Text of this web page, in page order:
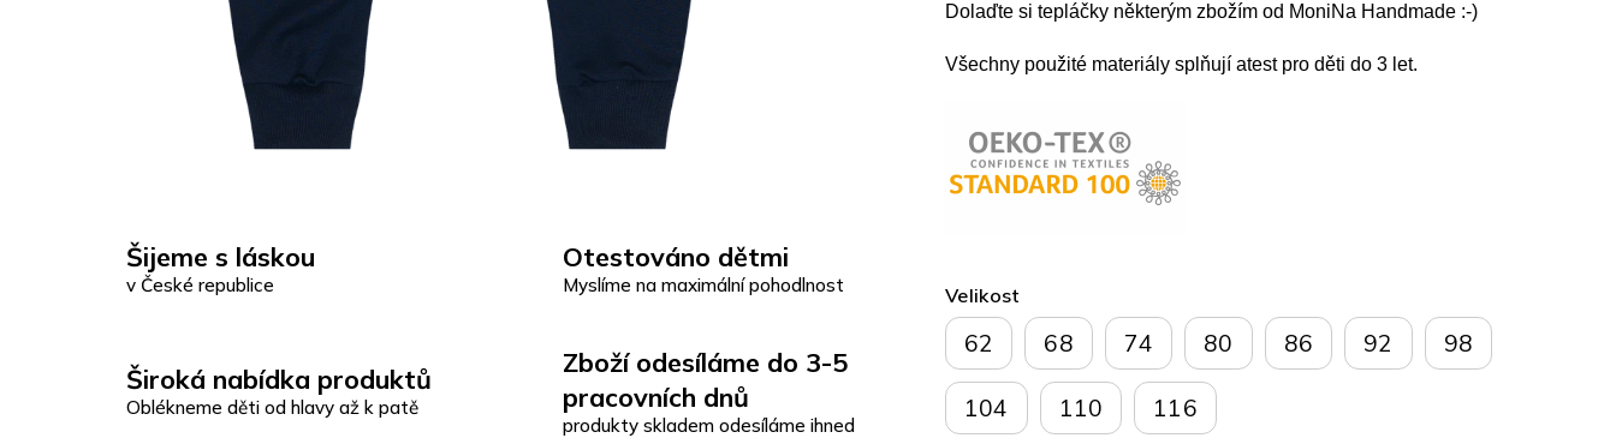
Šijeme s láskou
v České republice
Otestováno dětmi
Myslíme na maximální pohodlnost
Široká nabídka produktů
Oblékneme děti od hlavy až k patě
Zboží odesíláme do 3-5
pracovních dnů
produkty skladem odesíláme ihned
Velikost
62 68 74 80 86 92 98
104 110 116
Dolaďte si tepláčky některým zbožím od MoniNa Handmade :-)
Všechny použité materiály splňují atest pro děti do 3 let.